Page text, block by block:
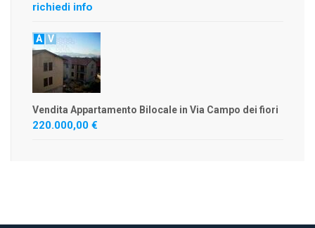
richiedi info
A V
Vendita Appartamento Bilocale in Via Campo dei fiori
220.000,00 €